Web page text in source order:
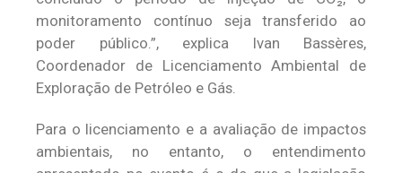
monitoramento contínuo seja transferido ao
poder público.”, explica Ivan Bassères,
Coordenador de Licenciamento Ambiental de
Exploração de Petróleo e Gás.
Para o licenciamento e a avaliação de impactos
ambientais, no entanto, o entendimento